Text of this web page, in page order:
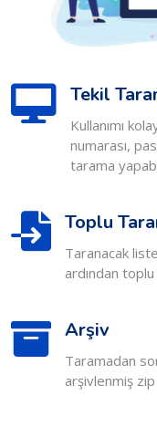
Tekil
Kullanımı
numarası,
tarama
Toplu
Taranacak
ardından
Arşiv
Taramadan
arşivlenmiş